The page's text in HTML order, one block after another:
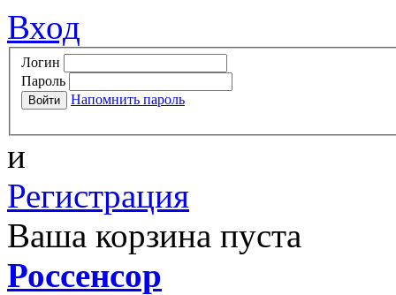
Вход
Логин
Пароль
Напомнить пароль
и
Регистрация
Ваша корзина пуста
Россенсор